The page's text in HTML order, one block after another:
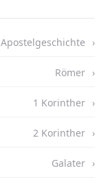
Apostelgeschichte
Römer
1 Korinther
2 Korinther
Galater